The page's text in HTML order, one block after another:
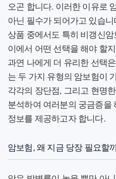
오곤 합니다. 이러한 이유로
아닌 필수가 되어가고 있습
상품 중에서도 특히 비갱신암
이에서 어떤 선택을 해야 할
과연 나에게 더 유리한 선택
는 두 가지 유형의 암보험이
각각의 장단점, 그리고 현명한
분석하여 여러분의 궁금증을
정보를 제공하고자 합니다.
암보험, 왜 지금 당장 필요할